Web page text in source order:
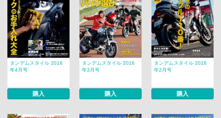
タンデムスタイル 2016
年4月号
購入
タンデムスタイル 2016
年3月号
購入
タンデムスタイル 2016
年2月号
購入